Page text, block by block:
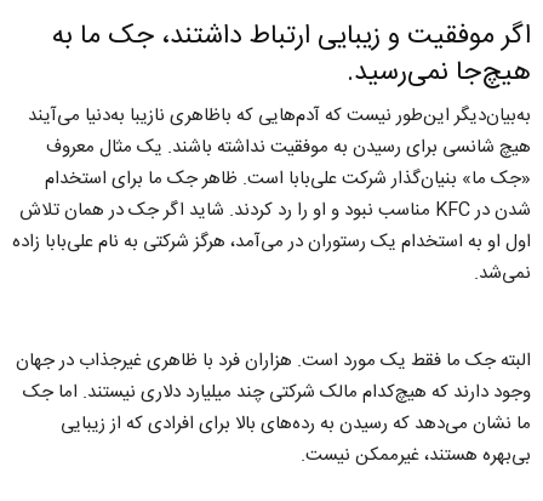
اگر موفقیت و زیبایی ارتباط داشتند، جک ما به
هیچ‌جا نمی‌رسید.
به‌بیان‌دیگر این‌طور نیست که آدم‌هایی که باظاهری نازیبا به‌دنیا می‌آیند
هیچ شانسی برای رسیدن به موفقیت نداشته باشند. یک مثال معروف
«جک ما» بنیان‌گذار شرکت علی‌بابا است. ظاهر جک‌ ما برای استخدام
شدن در KFC مناسب نبود و او را رد کردند. شاید اگر جک در همان تلاش
اول او به استخدام یک رستوران در می‌آمد، هرگز شرکتی به نام علی‌بابا زاده
نمی‌شد.
البته جک ما فقط یک مورد است. هزاران فرد با ظاهری غیرجذاب در جهان
وجود دارند که هیچ‌کدام مالک شرکتی چند میلیارد دلاری نیستند. اما جک
ما نشان می‌دهد که رسیدن به رده‌های بالا برای افرادی که از زیبایی
بی‌بهره هستند، غیرممکن نیست.